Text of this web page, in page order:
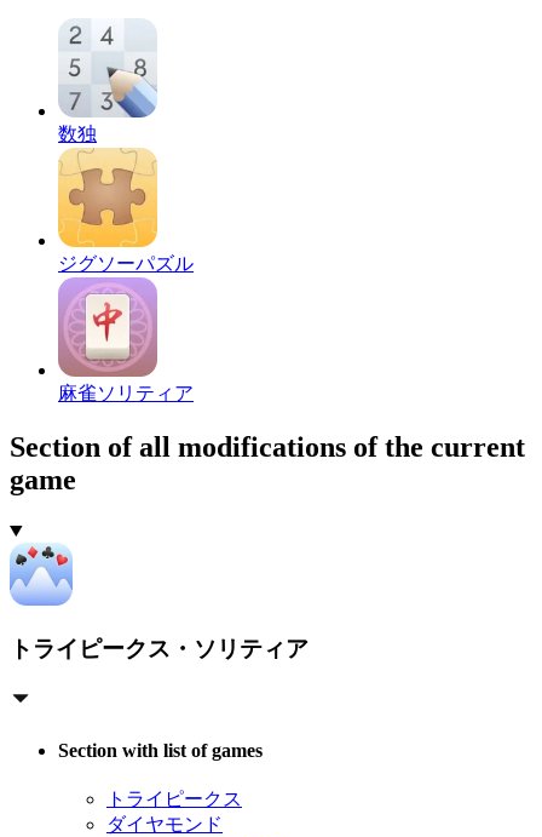
数独
ジグソーパズル
麻雀ソリティア
Section of all modifications of the current
game
トライピークス・ソリティア
Section with list of games
トライピークス
ダイヤモンド